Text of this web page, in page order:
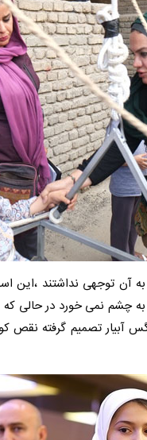
به آن توجهی نداشتند
چشم نمی خورد در
آبیار تصمیم گرفته